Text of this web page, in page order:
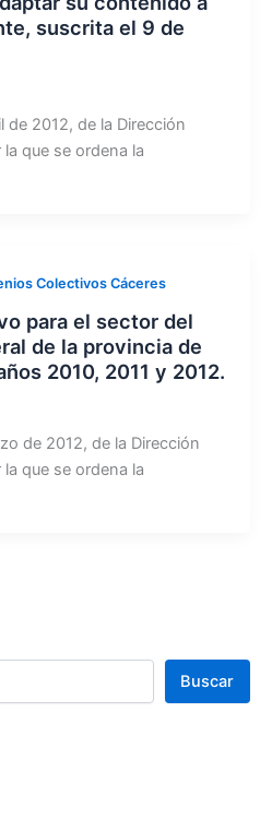
suscrita el 9 de
de 2012, de la Dirección
que se ordena la
Colectivos Cáceres
para el sector del
de la provincia de
2010, 2011 y 2012.
de 2012, de la Dirección
que se ordena la
Buscar